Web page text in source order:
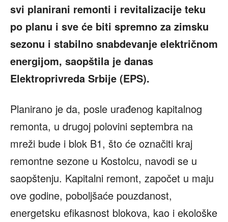
svi planirani remonti i revitalizacije teku
po planu i sve će biti spremno za zimsku
sezonu i stabilno snabdevanje električnom
energijom, saopštila je danas
Elektroprivreda Srbije (EPS).
Planirano je da, posle urađenog kapitalnog
remonta, u drugoj polovini septembra na
mreži bude i blok B1, što će označiti kraj
remontne sezone u Kostolcu, navodi se u
saopštenju. Kapitalni remont, započet u maju
ove godine, poboljšaće pouzdanost,
energetsku efikasnost blokova, kao i ekološke